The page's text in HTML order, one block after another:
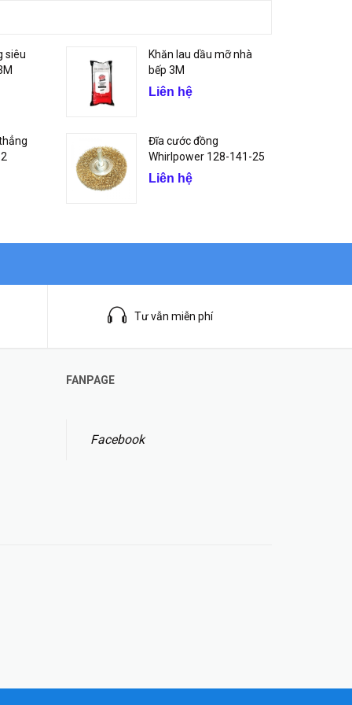
siêu
Khăn lau dầu mỡ nhà
bếp 3M
Liên hệ
Đĩa cước đồng
Whirlpower 128-141-25
Liên hệ
Tư vẫn miễn phí
FANPAGE
Facebook